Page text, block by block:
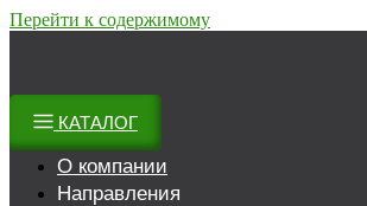
Перейти к содержимому
КАТАЛОГ
О компании
Направления